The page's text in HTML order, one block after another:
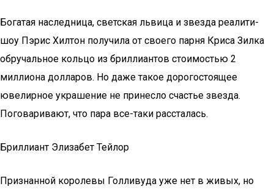
Богатая наследница, светская львица и звезда реалити-
шоу Пэрис Хилтон получила от своего парня Криса Зилка
обручальное кольцо из бриллиантов стоимостью 2
миллиона долларов. Но даже такое дорогостоящее
ювелирное украшение не принесло счастье звезда.
Поговаривают, что пара все-таки рассталась.
Бриллиант Элизабет Тейлор
Признанной королевы Голливуда уже нет в живых, но